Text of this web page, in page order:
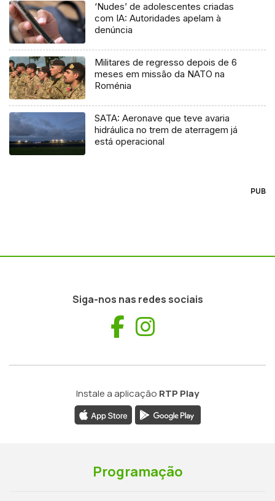
‘Nudes’ de adolescentes criadas
com IA: Autoridades apelam à
denúncia
Militares de regresso depois de 6
meses em missão da NATO na
Roménia
SATA: Aeronave que teve avaria
hidráulica no trem de aterragem já
está operacional
PUB
Siga-nos nas redes sociais
Facebook
Instale a aplicação RTP Play
Programação